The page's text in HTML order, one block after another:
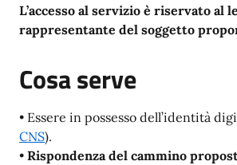
L’accesso al servizio è riservato al
rappresentante del soggetto
Cosa serve
• Essere in possesso dell’identità
CNS).
• Rispondenza del cammino